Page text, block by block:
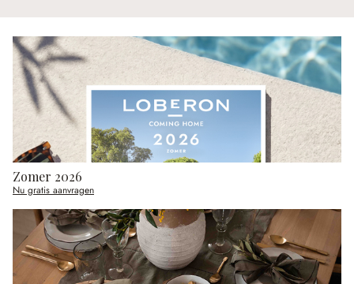
Zomer 2026
Nu gratis aanvragen